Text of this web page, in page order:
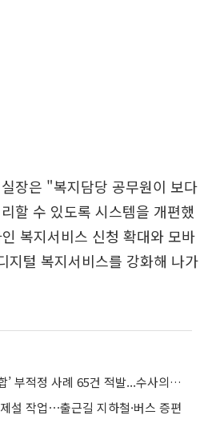
장은 "복지담당 공무원이 보다
할 수 있도록 시스템을 개편했
복지서비스 신청 확대와 모바
지털 복지서비스를 강화해 나가
서울시, ‘지역주택조합’ 부적정 사례 65건 적발...수사의뢰 등 사법조치
설 작업⋯출근길 지하철·버스 증편